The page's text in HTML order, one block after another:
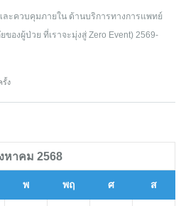
ะควบคุมภายใน ด้านบริการทางการแพทย์
องผู้ป่วย ที่เราจะมุ่งสู่ Zero Event) 2569-
รั้ง
หาคม 2568
พ พฤ ศ ส